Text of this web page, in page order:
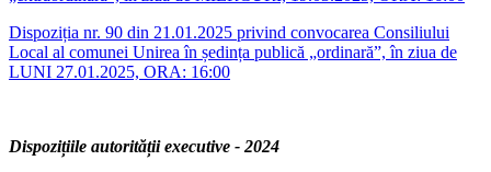
Dispoziția nr. 90 din 21.01.2025 privind convocarea Consiliului
Local al comunei Unirea în ședința publică „ordinară”, în ziua de
LUNI 27.01.2025, ORA: 16:00
Dispozițiile autorității executive - 2024